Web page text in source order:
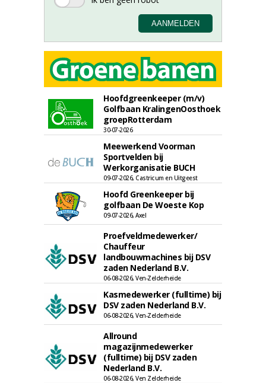
Hoofdgreenkeeper (m/v)
Golfbaan KralingenOosthoek
groepRotterdam
30-07-2026
Meewerkend Voorman
Sportvelden bij
Werkorganisatie BUCH
09-07-2026, Castricum en Uitgeest
Hoofd Greenkeeper bij
golfbaan De Woeste Kop
09-07-2026, Axel
Proefveldmedewerker/
Chauffeur
landbouwmachines bij DSV
zaden Nederland B.V.
06-08-2026, Ven-Zelderheide
Kasmedewerker (fulltime) bij
DSV zaden Nederland B.V.
06-08-2026, Ven-Zelderheide
Allround
magazijnmedewerker
(fulltime) bij DSV zaden
Nederland B.V.
06-08-2026, Ven Zelderheide